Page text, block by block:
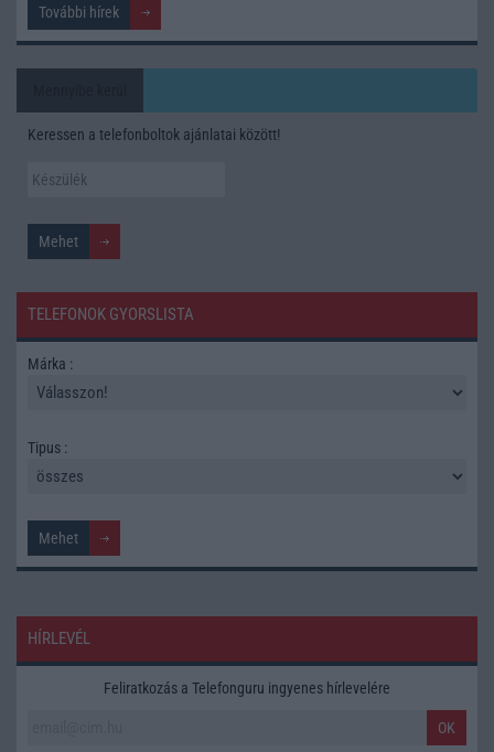
További hírek
Keressen a telefonboltok ajánlatai között!
TELEFONOK GYORSLISTA
Márka :
Tipus :
HÍRLEVÉL
Feliratkozás a Telefonguru ingyenes hírlevelére
OK